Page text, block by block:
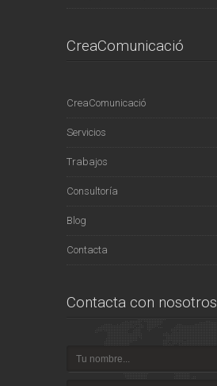
CreaComunicació
CreaComunicació
Servicios
Trabajos
Consultoría
Blog
Contacta
Contacta con nosotros